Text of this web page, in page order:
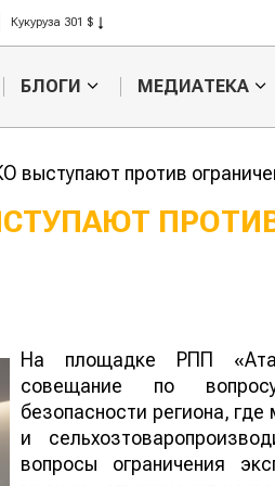
Рис 408 $
Пшеница 423 $
БЛОГИ МЕДИАТЕКА
выступают против
На площадке РПП
совещание по вопросу
безопасности региона,
и
вопросы ограничения